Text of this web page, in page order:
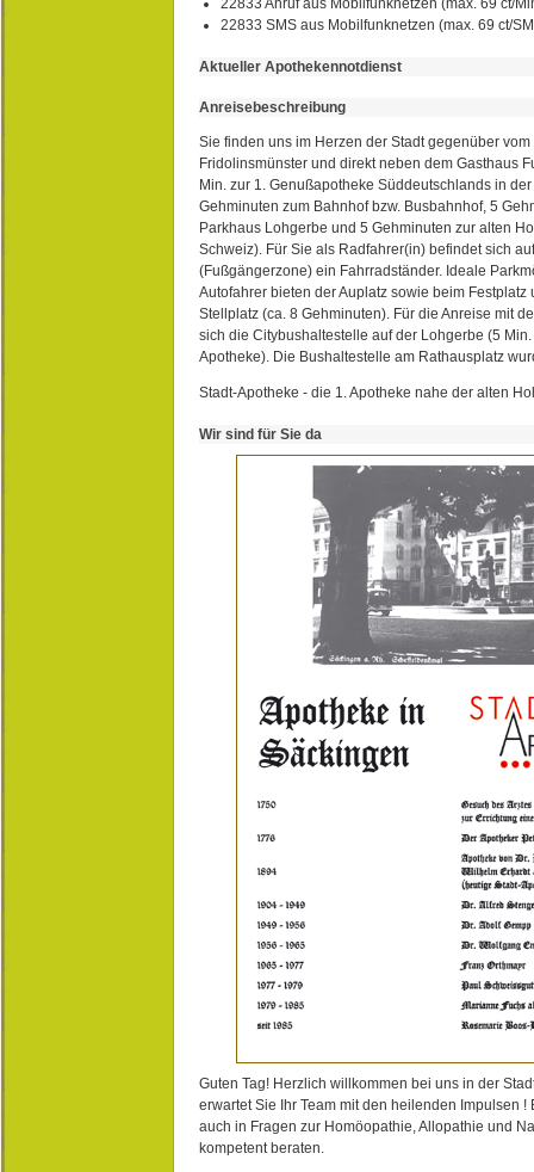
22833 SMS aus Mobilfunknetzen (max. 69 ct/
Aktueller Apothekennotdienst
Anreisebeschreibung
Sie finden uns im Herzen der Stadt gegenüber
Fridolinsmünster und direkt neben dem Gasthaus
Min. zur 1. Genußapotheke Süddeutschlands in
Gehminuten zum Bahnhof bzw. Busbahnhof, 5
Parkhaus Lohgerbe und 5 Gehminuten zur alten
Schweiz). Für Sie als Radfahrer(in) befindet sich
(Fußgängerzone) ein Fahrradständer. Ideale
Autofahrer bieten der Auplatz sowie beim Festplatz
Stellplatz (ca. 8 Gehminuten). Für die Anreise mit
sich die Citybushaltestelle auf der Lohgerbe (5
Apotheke). Die Bushaltestelle am Rathausplatz
Stadt-Apotheke - die 1. Apotheke nahe der alten
Wir sind für Sie da
Guten Tag! Herzlich willkommen bei uns in der
erwartet Sie Ihr Team mit den heilenden Impulsen !
auch in Fragen zur Homöopathie, Allopathie und
kompetent beraten.